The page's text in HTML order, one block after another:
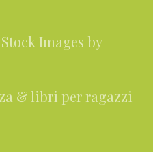
Images by
& libri per ragazzi